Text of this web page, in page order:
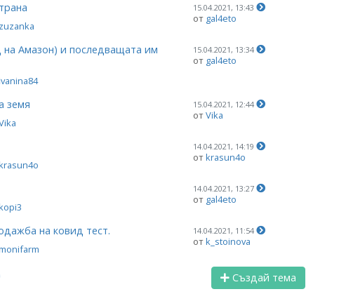
zuzanka
15.04.2021, 13:43
от gal4eto
на Амазон) и последващата им
15.04.2021, 13:34
от gal4eto
земя 15.04.2021, 12:44
отVika
14.04.2021, 14:19
отkrasun4o
14.04.2021, 13:27
от gal4eto
на ковид тест. 14.04.2021, 11:54
отk_stoinova
Създай тема